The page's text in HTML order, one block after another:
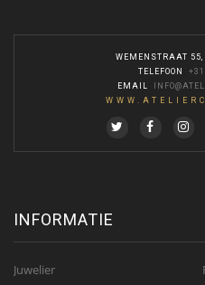
WEMENSTRAAT 55,
TELEFOON
EMAIL
INFORMATIE
Juwelier